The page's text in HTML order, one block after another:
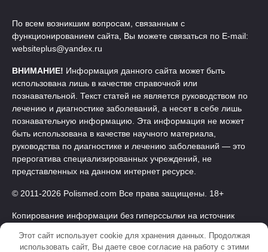
По всем возникшим вопросам, связанным с
функционированием сайта, Вы можете связаться по E-mail:
websiteplus@yandex.ru
ВНИМАНИЕ! Информация данного сайта может быть
использована лишь в качестве справочной или
познавательной. Текст статей не является руководством по
лечению и диагностике заболеваний, а несет в себе лишь
познавательную информацию. Эта информация не может
быть использована в качестве научного материала,
руководства по диагностике и лечению заболеваний — это
прерогатива специализированных учреждений, не
представленных на данном интернет ресурсе.
© 2011-2026 Polismed.com Все права защищены. 18+
Копирование информации без гиперссылки на источник
Этот сайт использует cookie для хранения данных. Продолжая
использовать сайт, Вы даете свое согласие на работу с этими